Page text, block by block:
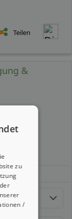
Teilen
&
zu
/